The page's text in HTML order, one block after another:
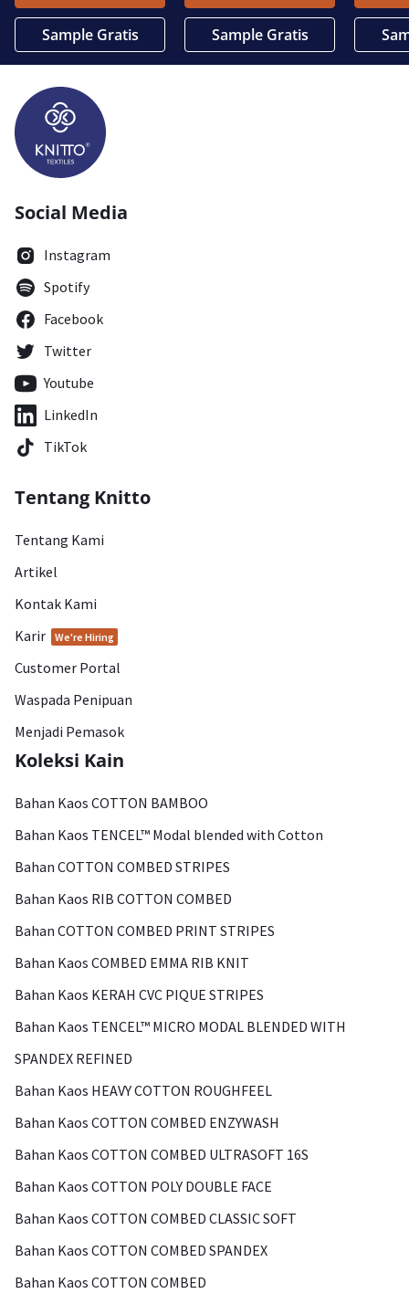
Sample Gratis Sample Gratis
Social Media
Instagram
Spotify
Facebook
Twitter
Youtube
LinkedIn
TikTok
Tentang Knitto
Tentang Kami
Artikel
Kontak Kami
Karir
We're Hiring
Customer Portal
Waspada Penipuan
Menjadi Pemasok
Koleksi Kain
Bahan Kaos COTTON BAMBOO
Bahan Kaos TENCEL™ Modal blended with Cotton
Bahan COTTON COMBED STRIPES
Bahan Kaos RIB COTTON COMBED
Bahan COTTON COMBED PRINT STRIPES
Bahan Kaos COMBED EMMA RIB KNIT
Bahan Kaos KERAH CVC PIQUE STRIPES
Bahan Kaos TENCEL™ MICRO MODAL BLENDED WITH
SPANDEX REFINED
Bahan Kaos HEAVY COTTON ROUGHFEEL
Bahan Kaos COTTON COMBED ENZYWASH
Bahan Kaos COTTON COMBED ULTRASOFT 16S
Bahan Kaos COTTON POLY DOUBLE FACE
Bahan Kaos COTTON COMBED CLASSIC SOFT
Bahan Kaos COTTON COMBED SPANDEX
Bahan Kaos COTTON COMBED